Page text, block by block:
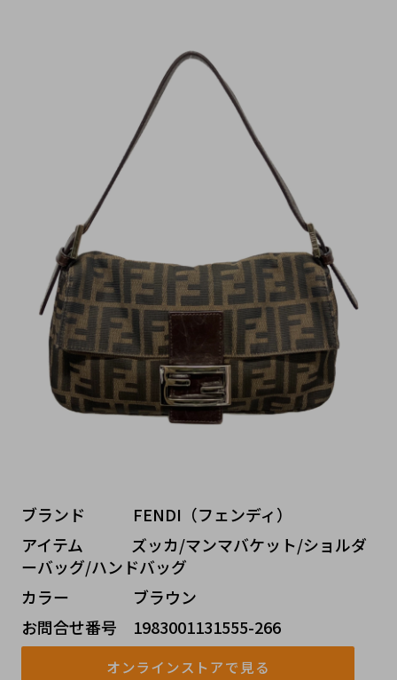
ブランド   FENDI（フェンディ）
アイテム   ズッカ/マンマバケット/ショルダ
ーバッグ/ハンドバッグ
カラー    ブラウン
お問合せ番号 1983001131555-266
オンラインストアで見る